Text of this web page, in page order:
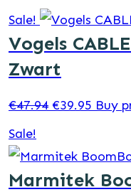
price
was:
price
is:
Sale!
Vogels
Zwart
€47.94 Original
was:
€47.94.
€39.95
€39.95.
Buy
Sale!
Marmitek